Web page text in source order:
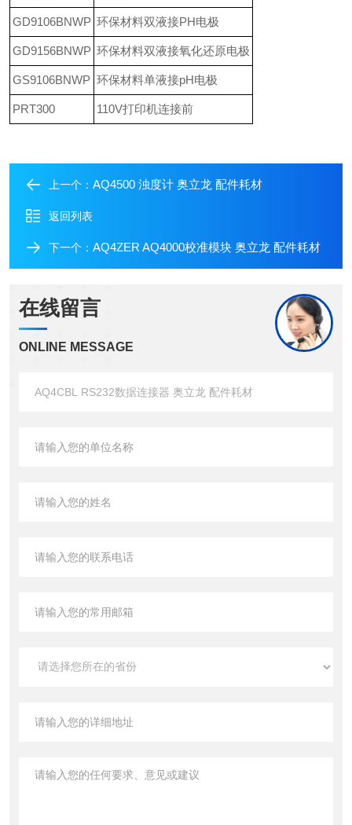
GD9106BNWP 环保材料双液接PH电极
GD9156BNWP 环保材料双液接氧化还原电极
GS9106BNWP 环保材料单液接pH电极
PRT300 110V打印机连接前
上一个： AQ4500 浊度计 奥立龙 配件耗材
返回列表
下一个： AQ4ZER AQ4000校准模块 奥立龙 配件耗材
在线留言
ONLINE MESSAGE